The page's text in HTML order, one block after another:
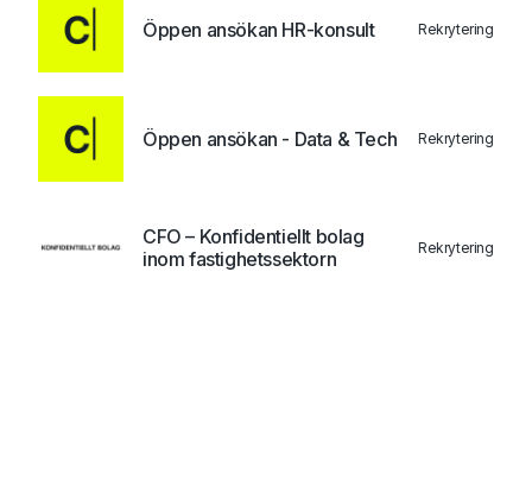
Öppen ansökan HR-konsult Rekrytering
Öppen ansökan - Data & Tech Rekrytering
CFO – Konfidentiellt bolag
inom fastighetssektorn
Rekrytering